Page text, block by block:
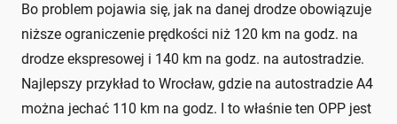
Bo problem pojawia się, jak na danej drodze obowiązuje
niższe ograniczenie prędkości niż 120 km na godz. na
drodze ekspresowej i 140 km na godz. na autostradzie.
Najlepszy przykład to Wrocław, gdzie na autostradzie A4
można jechać 110 km na godz. I to właśnie ten OPP jest